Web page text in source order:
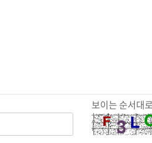
보이는 순서대